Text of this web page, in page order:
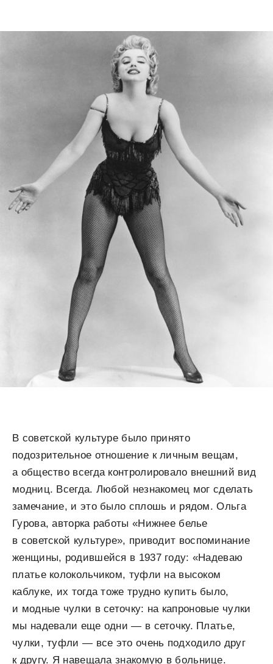
В советской культуре было принято
подозрительное отношение к личным вещам,
а общество всегда контролировало внешний вид
модниц. Всегда. Любой незнакомец мог сделать
замечание, и это было сплошь и рядом. Ольга
Гурова, авторка работы «Нижнее белье
в советской культуре», приводит воспоминание
женщины, родившейся в 1937 году: «Надеваю
платье колокольчиком, туфли на высоком
каблуке, их тогда тоже трудно купить было,
и модные чулки в сеточку: на капроновые чулки
мы надевали еще одни — в сеточку. Платье,
чулки, туфли — все это очень подходило друг
к другу. Я навещала знакомую в больнице.